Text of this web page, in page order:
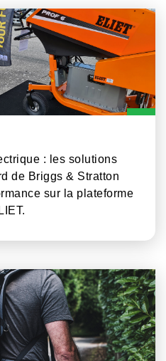
: les solutions
de Briggs & Stratton
sur la plateforme